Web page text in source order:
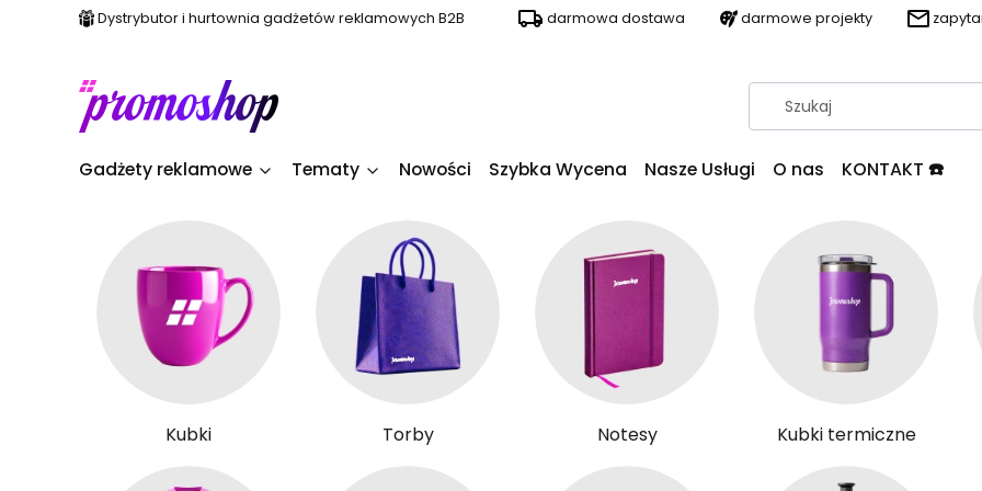
Dystrybutor i hurtownia gadżetów reklamowych B2B darmowa dostawa darmowe projekty
Gadżety reklamowe Tematy Nowości Szybka Wycena Nasze Usługi O nas KONTAKT ☎️
Kubki Torby Notesy Kubki termiczne